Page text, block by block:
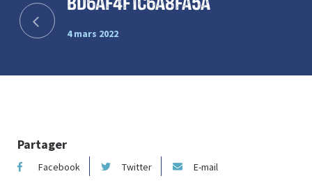
4 mars 2022
Partager
Facebook Twitter E-mail